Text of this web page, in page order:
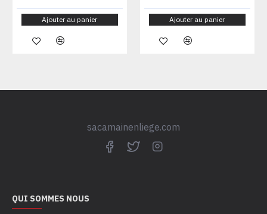
Ajouter au panier Ajouter au panier
sacamainenliege.com
QUI SOMMES NOUS